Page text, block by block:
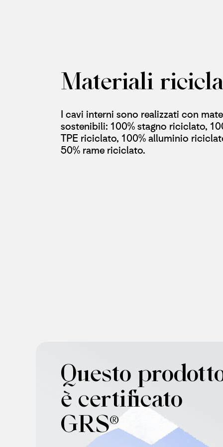
Materiali
I cavi interni sono realizzati con
sostenibili: 100% stagno riciclato,
TPE riciclato, 100% alluminio
50% rame riciclato.
Questo
è certificato
GRS®